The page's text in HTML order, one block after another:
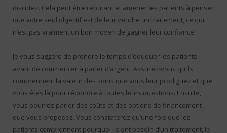
discutez. Cela peut être rebutant et amener les patients à penser
que votre seul objectif est de leur vendre un traitement, ce qui
n’est pas vraiment un bon moyen de gagner leur confiance.
Je vous suggère de prendre le temps d’éduquer les patients
avant de commencer à parler d’argent. Assurez-vous qu’ils
comprennent la valeur des soins que vous leur prodiguez et que
vous êtes là pour répondre à toutes leurs questions. Ensuite,
vous pourrez parler des coûts et des options de financement
que vous proposez. Vous constaterez qu’une fois que les
patients comprennent pourquoi ils ont besoin d’un traitement, le